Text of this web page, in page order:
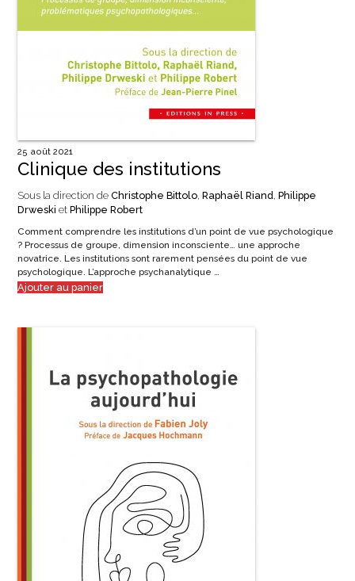
25 août 2021
Clinique des institutions
Sous la direction de Christophe Bittolo, Raphaël Riand, Philippe
Drweski et Philippe Robert
Comment comprendre les institutions d’un point de vue psychologique
? Processus de groupe, dimension inconsciente… une approche
novatrice. Les institutions sont rarement pensées du point de vue
psychologique. L’approche psychanalytique …
Ajouter au panier